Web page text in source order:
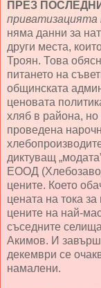
ПРЕЗ
приватизацията
няма данни за
други места,
Троян. Това
питането на
общинската
ценовата
хляб в района,
проведена
диктуващ
ЕООД
цените. Което
цената на тока
цените на най-
съседните
Акимов. И
декември се
намалени.